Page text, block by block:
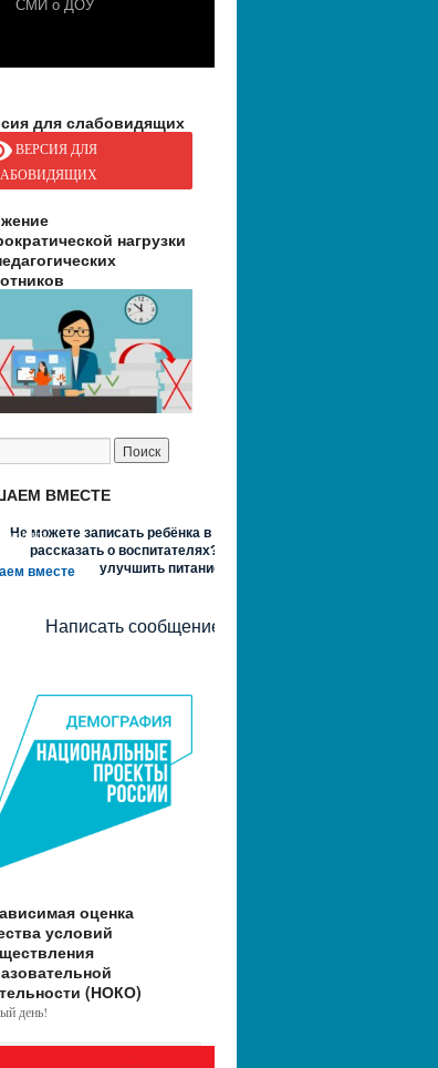
для слабовидящих
ВЕРСИЯ ДЛЯ
нагрузки
ВМЕСТЕ
вместе
Не можете записать ребёнка в сад? Хотите
рассказать о воспитателях? Знаете, как
улучшить питание и занятия?
Написать сообщение
оценка
условий
(НОКО)
день!